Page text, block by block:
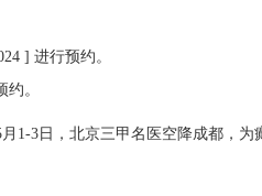
] 进行预约。
。